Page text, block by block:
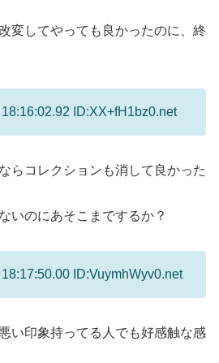
変してやっても良かったのに、終
ID:XX+fH1bz0.net
らコレクションも消して良かった
いのにあそこまでするか？
ID:VuymhWyv0.net
い印象持ってる人でも好感触な感